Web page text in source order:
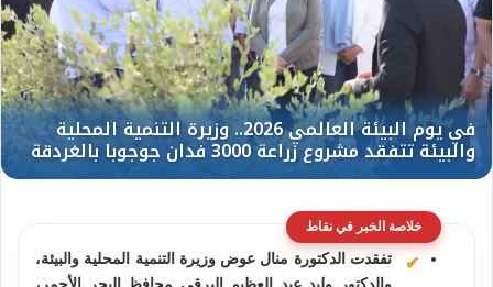
خلاصة الخبر في نقاط
تفقدت الدكتورة منال عوض وزيرة التنمية المحلية والبيئة،
والدكتور وليد عبد العظيم البرقي محافظ البحر الأحمر،